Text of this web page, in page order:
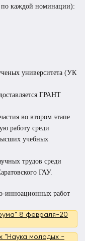
каждой номинации):
университета (УК
ГРАНТ
во втором этапе
работу среди
учебных
трудов среди
ГАУ.
инноационных работ
8 февраля-20
"Наука молодых -